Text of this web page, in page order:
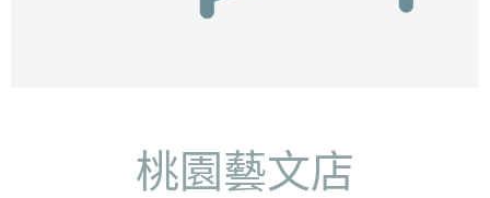
桃園藝文店